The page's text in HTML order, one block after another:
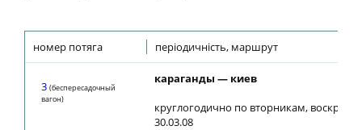
номер потяга періодичність, маршрут
3 (беспересадочный
вагон)
караганды — киев
круглогодично по вторникам,
30.03.08